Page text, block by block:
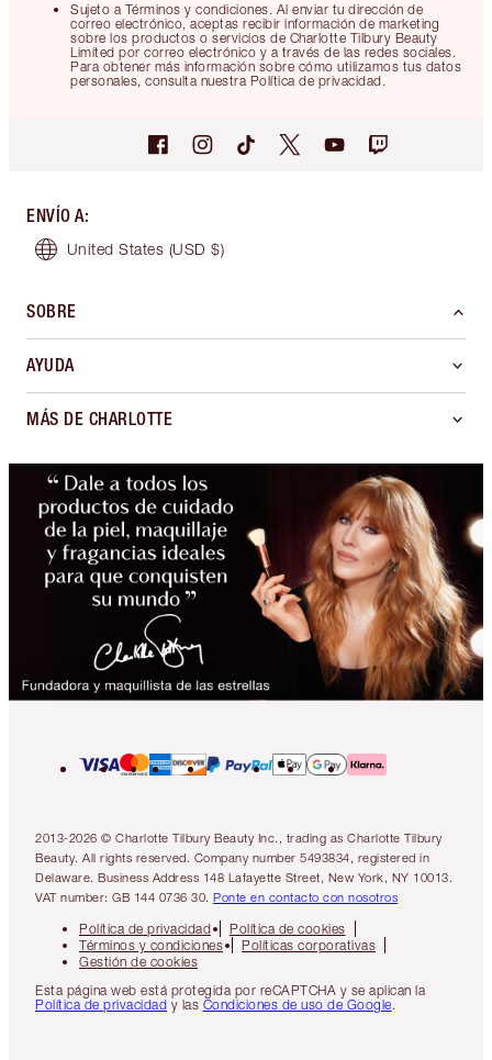
Sujeto a Términos y condiciones. Al enviar tu dirección de
correo electrónico, aceptas recibir información de marketing
sobre los productos o servicios de Charlotte Tilbury Beauty
Limited por correo electrónico y a través de las redes sociales.
Para obtener más información sobre cómo utilizamos tus datos
personales, consulta nuestra Política de privacidad.
ENVÍO A:
United States (USD $)
SOBRE
AYUDA
MÁS DE CHARLOTTE
2013-2026 © Charlotte Tilbury Beauty Inc., trading as Charlotte Tilbury
Beauty. All rights reserved. Company number 5493834, registered in
Delaware. Business Address 148 Lafayette Street, New York, NY 10013.
VAT number: GB 144 0736 30. Ponte en contacto con nosotros
Política de privacidad
Política de cookies
Términos y condiciones
Políticas corporativas
Gestión de cookies
Esta página web está protegida por reCAPTCHA y se aplican la
Política de privacidad y las Condiciones de uso de Google.